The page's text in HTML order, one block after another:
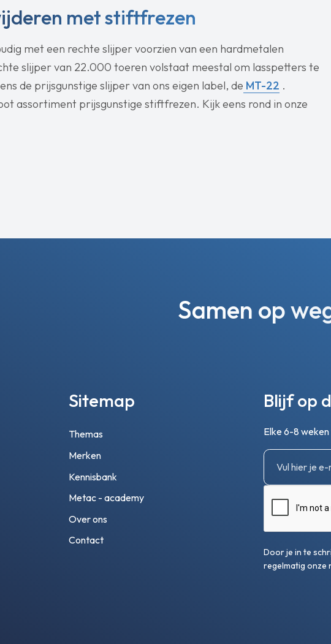
met stiftfrezen
met een rechte slijper voorzien van een hardmetalen
slijper van 22.000 toeren volstaat meestal om lasspetters te
de prijsgunstige slijper van ons eigen label, de MT-22 .
assortiment prijsgunstige stiftfrezen. Kijk eens rond in onze
Samen op
Sitemap
Themas
Merken
Kennisbank
Metac - academy
Over ons
Contact
Blijf op
Elke 6-8
Door je in te
regelmatig onze